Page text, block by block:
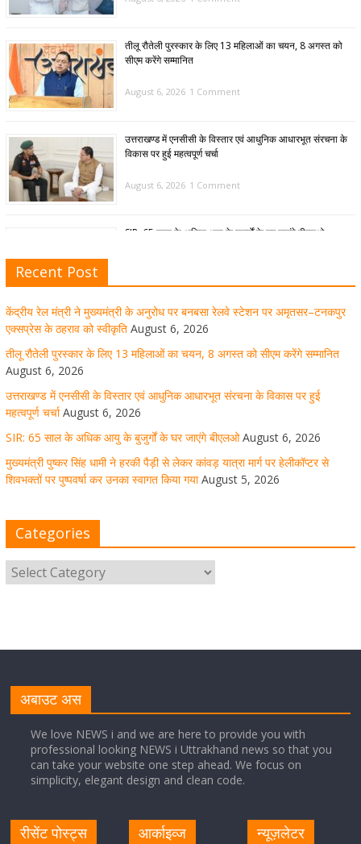
तीलू रौतेली पुरस्कार के लिए 13 महिलाओं का चयन, 8 अगस्त को
सीएम करेंगे सम्मानित
August 6, 2026 1 Comment
उत्तराखण्ड में एनसीसी के विस्तार एवं आधुनिक आधारभूत संरचना के
विकास पर हुई महत्वपूर्ण चर्चा
August 6, 2026 1 Comment
SIR: 65 साल के अधिक आयु के बुजुर्गों के घर जाएंगे बीएलओ
मुख्यमंत्री पुष्कर सिंह धामी ने हरकी पैड़ी से लेकर कांवड़ यात्रा मार्ग
पर हेलीकॉप्टर से शिवभक्तों पर पुष्पवर्षा कर उनका स्वागत किया गया
धर्मनगरी हरिद्वार में कांवड़ यात्रा के दौरान मंगलवार को आस्था, सेवा
और संस्कृति का अद्भुत संगम देखने को मिला
मुख्यमंत्री ने स्वास्थ्य सेवा शिविर का किया शुभारंभ, श्रद्धालुओं को
अपने हाथों से परोसा भोजन
August 5, 2026 1 Comment
सीएम धामी ने हरिद्वार में शिवभक्तों का हेलिकॉप्टर से पुष्पवर्षा और पैर
धोकर किया स्वागत
Recent Post
केंद्रीय रेल मंत्री ने मुख्यमंत्री के अनुरोध पर बनबसा रेलवे स्टेशन पर अमृतसर–टनकपुर
एक्सप्रेस के ठहराव को स्वीकृति August 6, 2026
तीलू रौतेली पुरस्कार के लिए 13 महिलाओं का चयन, 8 अगस्त को सीएम करेंगे सम्मानित
August 6, 2026
उत्तराखण्ड में एनसीसी के विस्तार एवं आधुनिक आधारभूत संरचना के विकास पर हुई
महत्वपूर्ण चर्चा August 6, 2026
SIR: 65 साल के अधिक आयु के बुजुर्गों के घर जाएंगे बीएलओ August 6, 2026
मुख्यमंत्री पुष्कर सिंह धामी ने हरकी पैड़ी से लेकर कांवड़ यात्रा मार्ग पर हेलीकॉप्टर से
शिवभक्तों पर पुष्पवर्षा कर उनका स्वागत किया गया August 5, 2026
Categories
अबाउट अस
We love NEWS i and we are here to provide you with
professional looking NEWS i Uttrakhand news so that you
can take your website one step ahead. We focus on
simplicity, elegant design and clean code.
रीसेंट पोस्ट्स आर्काइव्ज न्यूज़लेटर